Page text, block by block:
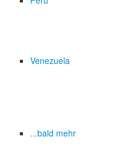
Venezuela
...bald mehr